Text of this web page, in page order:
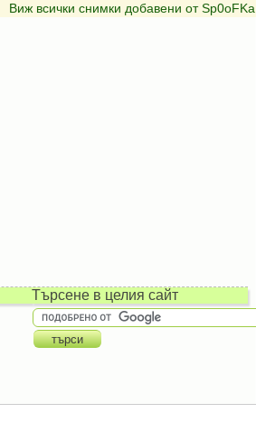
Виж всички снимки добавени от Sp0oFKa
Търсене в целия сайт